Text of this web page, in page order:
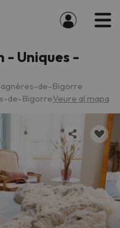
- Uniques -
de-Bigorre
de-BigorreVeure al mapa